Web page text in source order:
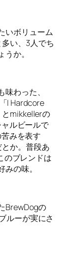
いボリューム
い、3人でち
か。
わった、
I Hardcore
とmikkellerの
ャルビールで
みを表す
とか。普段あ
のブレンドは
の味。
BrewDogの
ルーが実にさ